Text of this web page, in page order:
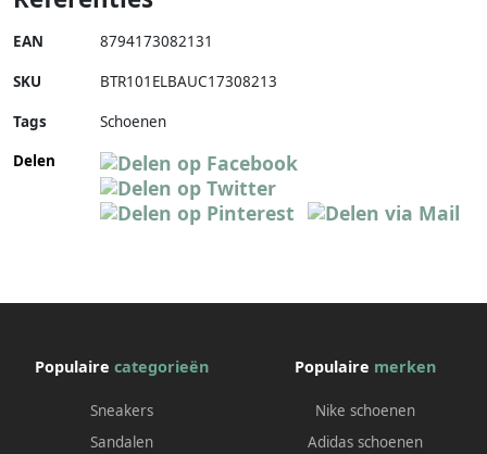
EAN 8794173082131
SKU BTR101ELBAUC17308213
Tags
Schoenen
Delen
Populaire categorieën
Sneakers
Sandalen
Populaire merken
Nike schoenen
Adidas schoenen